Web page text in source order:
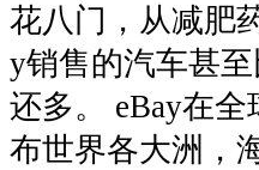
花八门，从减肥
y销售的汽车甚
还多。 eBay在
布世界各大洲，